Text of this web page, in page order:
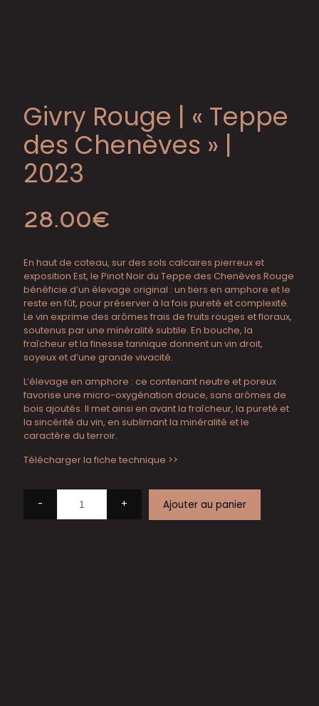
Givry Rouge | « Teppe
des Chenèves » |
2023
28.00€
En haut de coteau, sur des sols calcaires pierreux et
exposition Est, le Pinot Noir du Teppe des Chenèves Rouge
bénéficie d’un élevage original : un tiers en amphore et le
reste en fût, pour préserver à la fois pureté et complexité.
Le vin exprime des arômes frais de fruits rouges et floraux,
soutenus par une minéralité subtile. En bouche, la
fraîcheur et la finesse tannique donnent un vin droit,
soyeux et d’une grande vivacité.
L’élevage en amphore : ce contenant neutre et poreux
favorise une micro-oxygénation douce, sans arômes de
bois ajoutés. Il met ainsi en avant la fraîcheur, la pureté et
la sincérité du vin, en sublimant la minéralité et le
caractère du terroir.
Télécharger la fiche technique >>
- + Ajouter au panier